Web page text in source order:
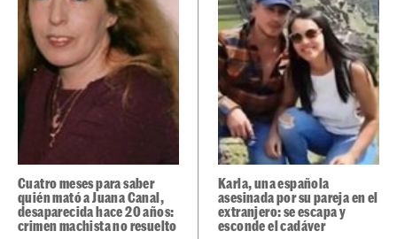
Cuatro meses para saber
quién mató a Juana Canal,
Karla, una española
asesinada por su pareja en el